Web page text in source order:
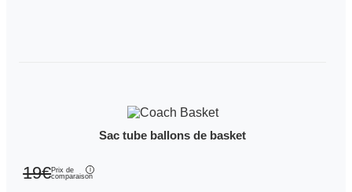
Sac tube ballons de basket
19€Prix de
comparaison